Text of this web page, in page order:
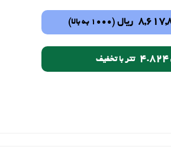
ریال (1000 به بالا)
4.824 تتر با تخفیف